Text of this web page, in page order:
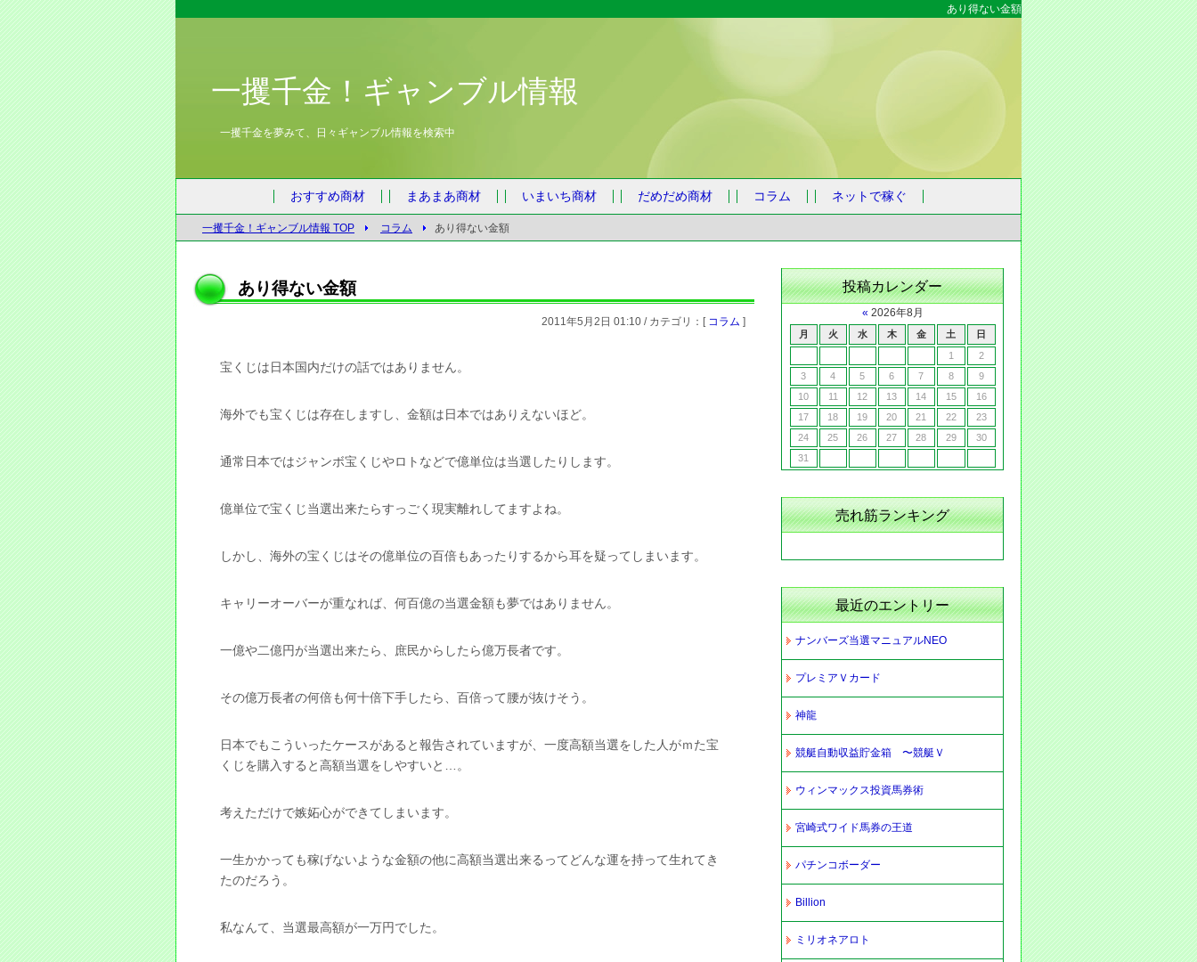
あり得ない金額
一攫千金！ギャンブル情報
一攫千金を夢みて、日々ギャンブル情報を検索中
おすすめ商材 まあまあ商材 いまいち商材 だめだめ商材 コラム ネットで稼ぐ
一攫千金！ギャンブル情報 TOP コラム あり得ない金額
あり得ない金額
2011年5月2日 01:10 / カテゴリ：[ コラム ]
宝くじは日本国内だけの話ではありません。
海外でも宝くじは存在しますし、金額は日本ではありえないほど。
通常日本ではジャンボ宝くじやロトなどで億単位は当選したりします。
億単位で宝くじ当選出来たらすっごく現実離れしてますよね。
しかし、海外の宝くじはその億単位の百倍もあったりするから耳を疑ってしまいます。
キャリーオーバーが重なれば、何百億の当選金額も夢ではありません。
一億や二億円が当選出来たら、庶民からしたら億万長者です。
その億万長者の何倍も何十倍下手したら、百倍って腰が抜けそう。
日本でもこういったケースがあると報告されていますが、一度高額当選をした人がｍた宝
くじを購入すると高額当選をしやすいと…。
考えただけで嫉妬心ができてしまいます。
一生かかっても稼げないような金額の他に高額当選出来るってどんな運を持って生れてき
たのだろう。
私なんて、当選最高額が一万円でした。
投稿カレンダー
« 2026年8月
月 火 水 木 金 土
日
1
2
3
4 5 6 7 8
9
10
11 12 13 14 15
16
17
18 19 20 21 22
23
24
25 26 27 28 29
30
31
売れ筋ランキング
最近のエントリー
ナンバーズ当選マニュアルNEO
プレミアＶカード
神龍
競艇自動収益貯金箱 〜競艇Ｖ
ウィンマックス投資馬券術
宮崎式ワイド馬券の王道
パチンコボーダー
Billion
ミリオネアロト